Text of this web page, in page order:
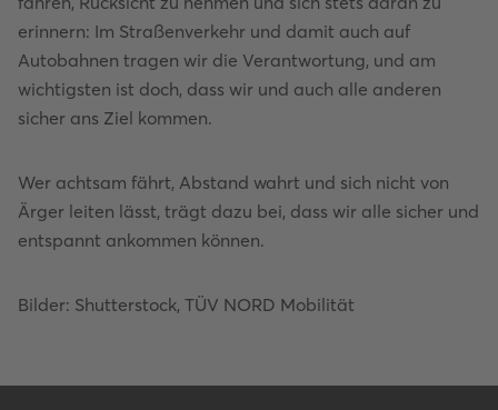
erinnern: Im Straßenverkehr und damit auch auf
Autobahnen tragen wir die Verantwortung, und am
wichtigsten ist doch, dass wir und auch alle anderen
sicher ans Ziel kommen.
Wer achtsam fährt, Abstand wahrt und sich nicht von
Ärger leiten lässt, trägt dazu bei, dass wir alle sicher und
entspannt ankommen können.
Bilder: Shutterstock, TÜV NORD Mobilität